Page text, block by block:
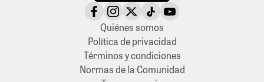
Quiénes somos
Política de privacidad
Términos y condiciones
Normas de la Comunidad